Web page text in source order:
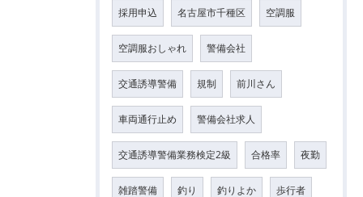
採用申込 名古屋市千種区 空調服
空調服おしゃれ 警備会社
交通誘導警備 規制 前川さん
車両通行止め 警備会社求人
交通誘導警備業務検定2級 合格率 夜勤
雑踏警備 釣り 釣りよか 歩行者